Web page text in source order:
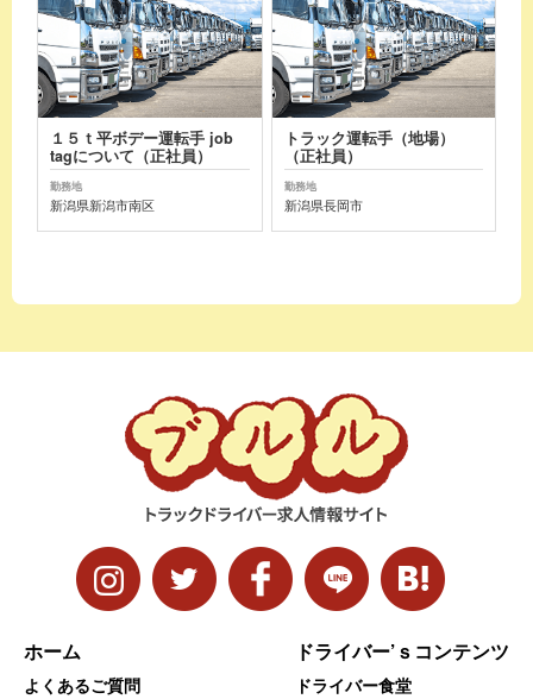
１５ｔ平ボデー運転手 job
tagについて（正社員）
勤務地
新潟県新潟市南区
トラック運転手（地場）
（正社員）
勤務地
新潟県長岡市
ホーム
よくあるご質問
ドライバー’ｓコンテンツ
ドライバー食堂